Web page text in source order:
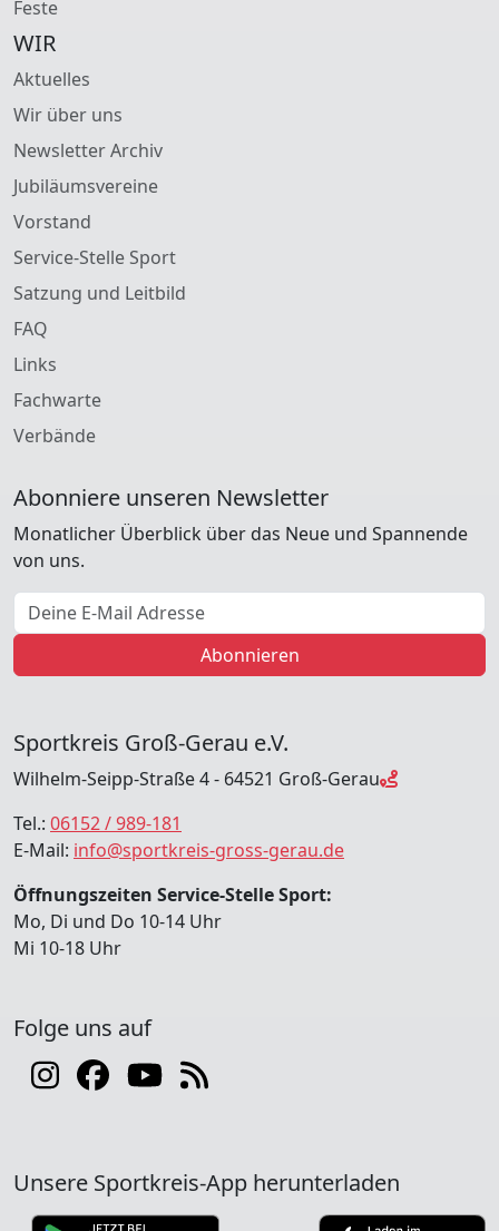
Feste
WIR
Aktuelles
Wir über uns
Newsletter Archiv
Jubiläumsvereine
Vorstand
Service-Stelle Sport
Satzung und Leitbild
FAQ
Links
Fachwarte
Verbände
Abonniere unseren Newsletter
Monatlicher Überblick über das Neue und Spannende
von uns.
E-Mail Adresse
Abonnieren
Sportkreis Groß-Gerau e.V.
Wilhelm-Seipp-Straße 4 - 64521 Groß-Gerau
Tel.: 06152 / 989-181
E-Mail: info@sportkreis-gross-gerau.de
Öffnungszeiten Service-Stelle Sport:
Mo, Di und Do 10-14 Uhr
Mi 10-18 Uhr
Folge uns auf
Unsere Sportkreis-App herunterladen